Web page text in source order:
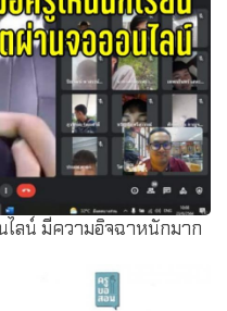
ไลน์ มีความอิจฉาหนักมาก